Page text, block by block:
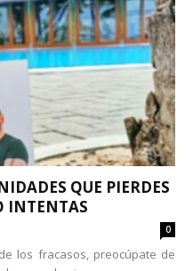
QUE PIERDES
INTENTAS
0
los fracasos, preocúpate de